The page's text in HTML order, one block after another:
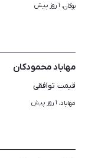
بوکان، ۱ روز پیش
مهاباد محمودکان
قیمت توافقی
مهاباد، ۱ روز پیش